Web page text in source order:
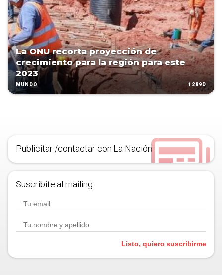
La ONU recorta proyección de
crecimiento para la región para este
2023
MUNDO 1289D
Publicitar /contactar con La Nación
Suscribite al mailing.
Listo, quiero suscribirme